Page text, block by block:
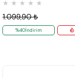
★ ★ ★ ★ ★
1.099,90 ₺
%40İndirim